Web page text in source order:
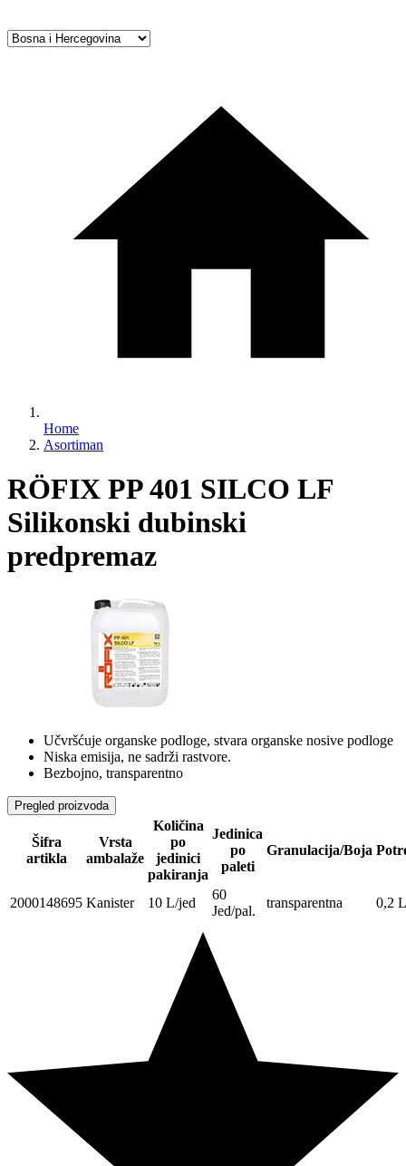
Home
Asortiman
RÖFIX PP 401 SILCO LF
Silikonski dubinski
predpremaz
Učvršćuje organske podloge, stvara organske nosive podloge
Niska emisija, ne sadrži rastvore.
Bezbojno, transparentno
Pregled proizvoda
Šifra
artikla
Vrsta
ambalaže
Količina
po
jedinici
pakiranja
Jedinica
po
paleti
Granulacija/Boja
2000148695 Kanister 10 L/jed
60
Jed/pal.
transparentna 0,2